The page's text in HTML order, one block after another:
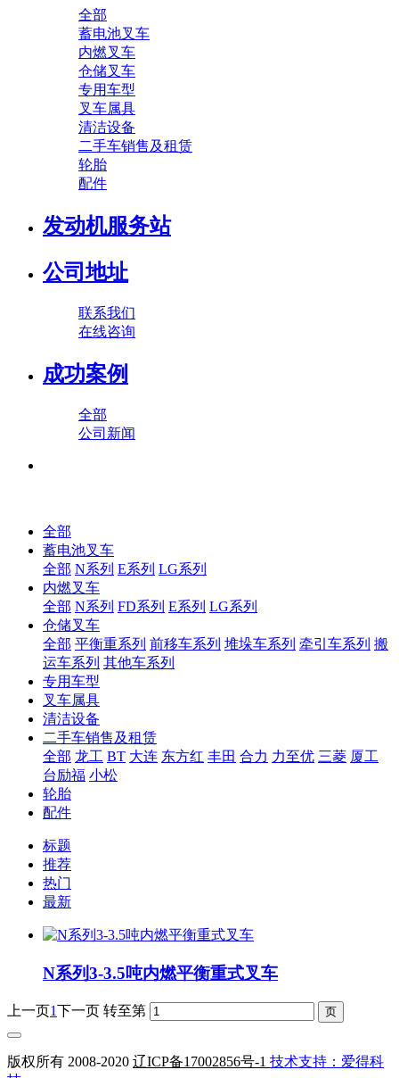
全部
蓄电池叉车
内燃叉车
仓储叉车
专用车型
叉车属具
清洁设备
二手车销售及租赁
轮胎
配件
发动机服务站
公司地址
联系我们
在线咨询
成功案例
全部
公司新闻
全部
蓄电池叉车
全部 N系列 E系列 LG系列
内燃叉车
全部 N系列 FD系列 E系列 LG系列
仓储叉车
全部 平衡重系列 前移车系列 堆垛车系列 牵引车系列 搬
运车系列 其他车系列
专用车型
叉车属具
清洁设备
二手车销售及租赁
全部 龙工 BT 大连 东方红 丰田 合力 力至优 三菱 厦工
台励福 小松
轮胎
配件
标题
推荐
热门
最新
N系列3-3.5吨内燃平衡重式叉车
上一页1下一页 转至第
版权所有 2008-2020 辽ICP备17002856号-1 技术支持：爱得科